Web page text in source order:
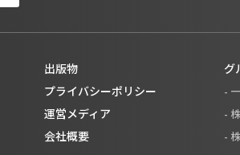
出版物
プライバシーポリシー
運営メディア
会社概要
グ
-
-
-